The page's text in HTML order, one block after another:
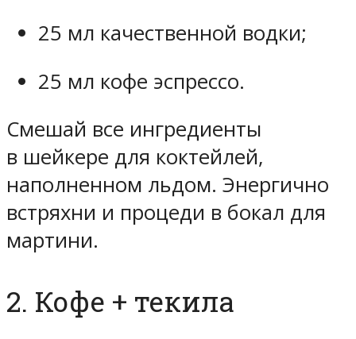
25 мл качественной водки;
25 мл кофе эспрессо.
Смешай все ингредиенты
в шейкере для коктейлей,
наполненном льдом. Энергично
встряхни и процеди в бокал для
мартини.
2. Кофе + текила